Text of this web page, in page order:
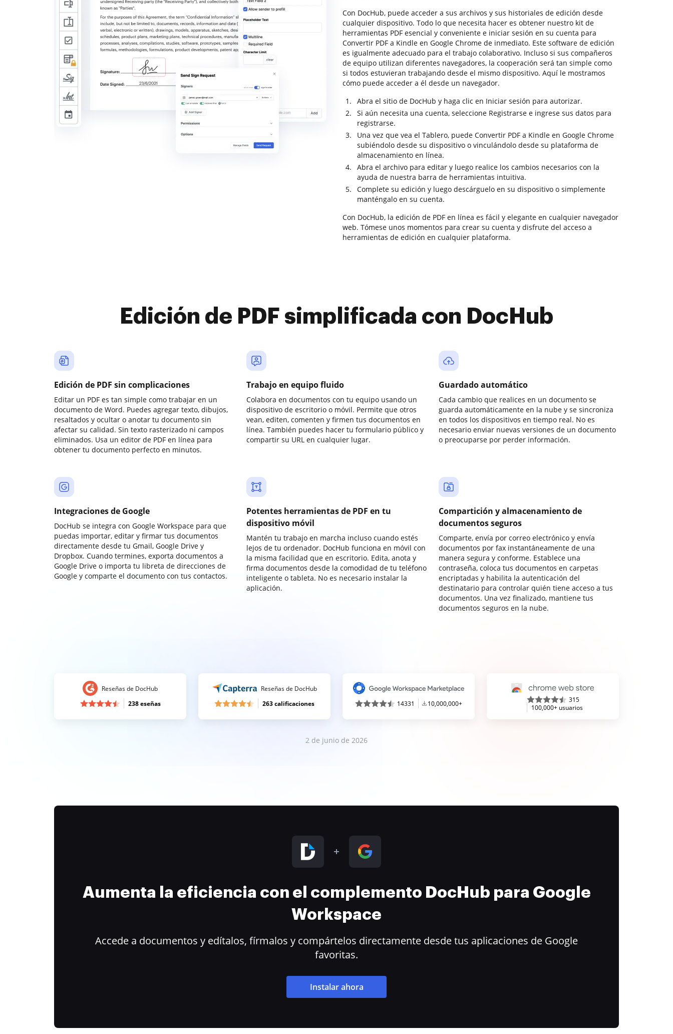
Con DocHub, puede acceder a sus archivos y sus historiales de edición desde
cualquier dispositivo. Todo lo que necesita hacer es obtener nuestro kit de
herramientas PDF esencial y conveniente e iniciar sesión en su cuenta para
Convertir PDF a Kindle en Google Chrome de inmediato. Este software de edición
es igualmente adecuado para el trabajo colaborativo. Incluso si sus compañeros
de equipo utilizan diferentes navegadores, la cooperación será tan simple como
si todos estuvieran trabajando desde el mismo dispositivo. Aquí le mostramos
cómo puede acceder a él desde un navegador.
Abra el sitio de DocHub y haga clic en Iniciar sesión para autorizar.
Si aún necesita una cuenta, seleccione Registrarse e ingrese sus datos para
registrarse.
Una vez que vea el Tablero, puede Convertir PDF a Kindle en Google Chrome
subiéndolo desde su dispositivo o vinculándolo desde su plataforma de
almacenamiento en línea.
Abra el archivo para editar y luego realice los cambios necesarios con la
ayuda de nuestra barra de herramientas intuitiva.
Complete su edición y luego descárguelo en su dispositivo o simplemente
manténgalo en su cuenta.
Con DocHub, la edición de PDF en línea es fácil y elegante en cualquier navegador
web. Tómese unos momentos para crear su cuenta y disfrute del acceso a
herramientas de edición en cualquier plataforma.
Edición de PDF simplificada con DocHub
Edición de PDF sin complicaciones
Editar un PDF es tan simple como trabajar en un
documento de Word. Puedes agregar texto, dibujos,
resaltados y ocultar o anotar tu documento sin
afectar su calidad. Sin texto rasterizado ni campos
eliminados. Usa un editor de PDF en línea para
obtener tu documento perfecto en minutos.
Trabajo en equipo fluido
Colabora en documentos con tu equipo usando un
dispositivo de escritorio o móvil. Permite que otros
vean, editen, comenten y firmen tus documentos en
línea. También puedes hacer tu formulario público y
compartir su URL en cualquier lugar.
Guardado automático
Cada cambio que realices en un documento se
guarda automáticamente en la nube y se sincroniza
en todos los dispositivos en tiempo real. No es
necesario enviar nuevas versiones de un documento
o preocuparse por perder información.
Integraciones de Google
DocHub se integra con Google Workspace para que
puedas importar, editar y firmar tus documentos
directamente desde tu Gmail, Google Drive y
Dropbox. Cuando termines, exporta documentos a
Google Drive o importa tu libreta de direcciones de
Google y comparte el documento con tus contactos.
Potentes herramientas de PDF en tu
dispositivo móvil
Mantén tu trabajo en marcha incluso cuando estés
lejos de tu ordenador. DocHub funciona en móvil con
la misma facilidad que en escritorio. Edita, anota y
firma documentos desde la comodidad de tu teléfono
inteligente o tableta. No es necesario instalar la
aplicación.
Compartición y almacenamiento de
documentos seguros
Comparte, envía por correo electrónico y envía
documentos por fax instantáneamente de una
manera segura y conforme. Establece una
contraseña, coloca tus documentos en carpetas
encriptadas y habilita la autenticación del
destinatario para controlar quién tiene acceso a tus
documentos. Una vez finalizado, mantiene tus
documentos seguros en la nube.
Reseñas de DocHub
238 eseñas
Reseñas de DocHub
263 calificaciones
14331 10,000,000+
315
100,000+ usuarios
2 de junio de 2026
Aumenta la eficiencia con el complemento DocHub para Google
Workspace
Accede a documentos y edítalos, fírmalos y compártelos directamente desde tus aplicaciones de Google
favoritas.
Instalar ahora